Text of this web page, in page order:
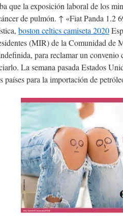
que la exposición laboral de los
de pulmón. ↑ «Fiat Panda
boston celtics camiseta 2020
(MIR) de la Comunidad de
para reclamar un
La semana pasada Estados
países para la importación de